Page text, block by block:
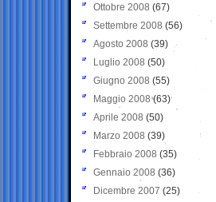
Ottobre 2008 (67)
Settembre 2008 (56)
Agosto 2008 (39)
Luglio 2008 (50)
Giugno 2008 (55)
Maggio 2008(63)
Aprile 2008 (50)
Marzo 2008 (39)
Febbraio 2008 (35)
Gennaio 2008 (36)
Dicembre 2007 (25)